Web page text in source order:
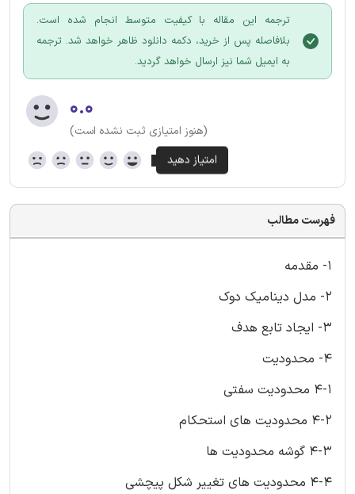
ترجمه این مقاله با کیفیت متوسط انجام شده است.
بلافاصله پس از خرید، دکمه دانلود ظاهر خواهد شد. ترجمه
به ایمیل شما نیز ارسال خواهد گردید.
۰.۰
(هنوز امتیازی ثبت نشده است)
فهرست مطالب
1- مقدمه
2- مدل دینامیک دوک
3- ایجاد تابع هدف
4- محدودیت
4-1 محدودیت سفتی
4-2 محدودیت های استحکام
4-3 گوشه محدودیت ها
4-4 محدودیت های تغییر شکل پیچشی